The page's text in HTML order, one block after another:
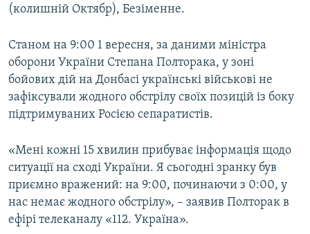
(колишній Октябр), Безіменне.
Станом на 9:00 1 вересня, за даними міністра
оборони України Степана Полторака, у зоні
бойових дій на Донбасі українські військові не
зафіксували жодного обстрілу своїх позицій із боку
підтримуваних Росією сепаратистів.
«Мені кожні 15 хвилин прибуває інформація щодо
ситуації на сході України. Я сьогодні зранку був
приємно вражений: на 9:00, починаючи з 0:00, у
нас немає жодного обстрілу», – заявив Полторак в
ефірі телеканалу «112. Україна».